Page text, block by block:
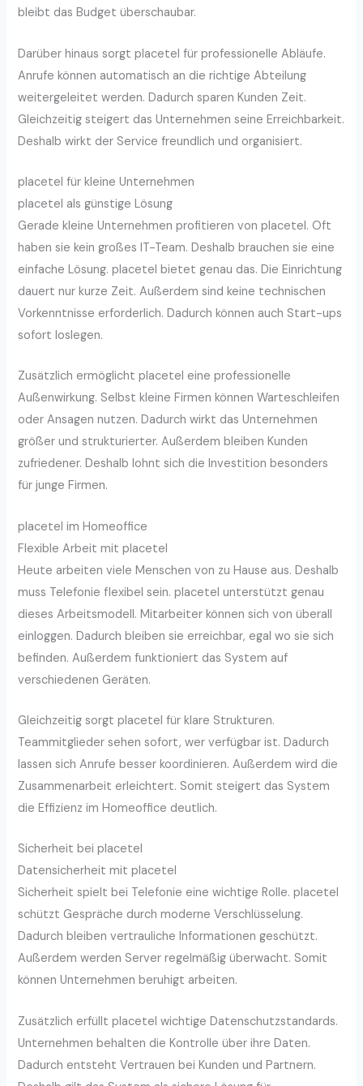
bleibt das Budget überschaubar.
Darüber hinaus sorgt placetel für professionelle Abläufe.
Anrufe können automatisch an die richtige Abteilung
weitergeleitet werden. Dadurch sparen Kunden Zeit.
Gleichzeitig steigert das Unternehmen seine Erreichbarkeit.
Deshalb wirkt der Service freundlich und organisiert.
placetel für kleine Unternehmen
placetel als günstige Lösung
Gerade kleine Unternehmen profitieren von placetel. Oft
haben sie kein großes IT-Team. Deshalb brauchen sie eine
einfache Lösung. placetel bietet genau das. Die Einrichtung
dauert nur kurze Zeit. Außerdem sind keine technischen
Vorkenntnisse erforderlich. Dadurch können auch Start-ups
sofort loslegen.
Zusätzlich ermöglicht placetel eine professionelle
Außenwirkung. Selbst kleine Firmen können Warteschleifen
oder Ansagen nutzen. Dadurch wirkt das Unternehmen
größer und strukturierter. Außerdem bleiben Kunden
zufriedener. Deshalb lohnt sich die Investition besonders
für junge Firmen.
placetel im Homeoffice
Flexible Arbeit mit placetel
Heute arbeiten viele Menschen von zu Hause aus. Deshalb
muss Telefonie flexibel sein. placetel unterstützt genau
dieses Arbeitsmodell. Mitarbeiter können sich von überall
einloggen. Dadurch bleiben sie erreichbar, egal wo sie sich
befinden. Außerdem funktioniert das System auf
verschiedenen Geräten.
Gleichzeitig sorgt placetel für klare Strukturen.
Teammitglieder sehen sofort, wer verfügbar ist. Dadurch
lassen sich Anrufe besser koordinieren. Außerdem wird die
Zusammenarbeit erleichtert. Somit steigert das System
die Effizienz im Homeoffice deutlich.
Sicherheit bei placetel
Datensicherheit mit placetel
Sicherheit spielt bei Telefonie eine wichtige Rolle. placetel
schützt Gespräche durch moderne Verschlüsselung.
Dadurch bleiben vertrauliche Informationen geschützt.
Außerdem werden Server regelmäßig überwacht. Somit
können Unternehmen beruhigt arbeiten.
Zusätzlich erfüllt placetel wichtige Datenschutzstandards.
Unternehmen behalten die Kontrolle über ihre Daten.
Dadurch entsteht Vertrauen bei Kunden und Partnern.